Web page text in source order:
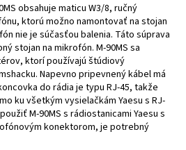
obsahuje maticu W3/8, ručný
ktorú možno namontovať na stojan
nie je súčasťou balenia. Táto súprava
stojan na mikrofón. M-90MS sa
ktorí používajú štúdiový
Napevno pripevnený kábel má
do rádia je typu RJ-45, takže
ku všetkým vysielačkám Yaesu s RJ-
M-90MS s rádiostanicami Yaesu s
konektorom, je potrebný